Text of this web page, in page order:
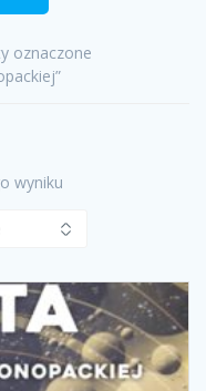
oznaczone
wyniku